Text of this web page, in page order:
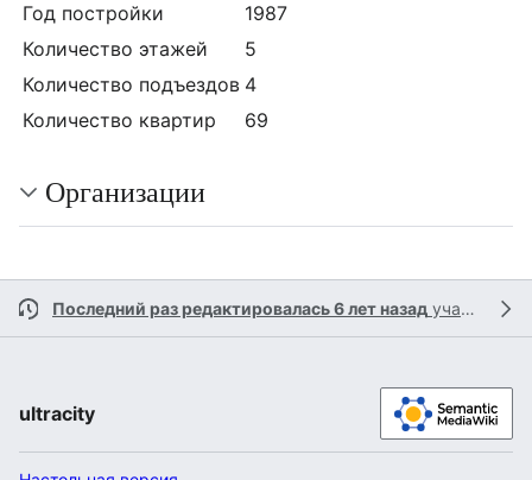
Год постройки
1987
Количество этажей
5
Количество подъездов 4
Количество квартир
69
Организации
Последний раз редактировалась 6 лет назад участником
ultracity